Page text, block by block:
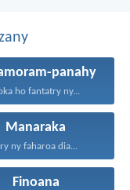
panahy
ho fantatry ny...
Manaraka
ny faharoa dia...
Finoana